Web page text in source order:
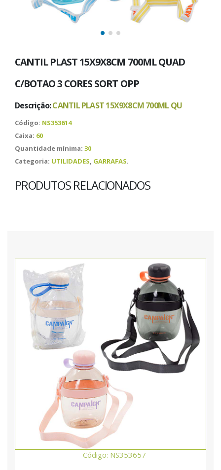
CANTIL PLAST 15X9X8CM 700ML QUAD
C/BOTAO 3 CORES SORT OPP
Descrição:CANTIL PLAST 15X9X8CM 700ML QU
Código: NS353614
Caixa: 60
Quantidade mínima: 30
Categoria: UTILIDADES, GARRAFAS.
PRODUTOS RELACIONADOS
Código: NS353657